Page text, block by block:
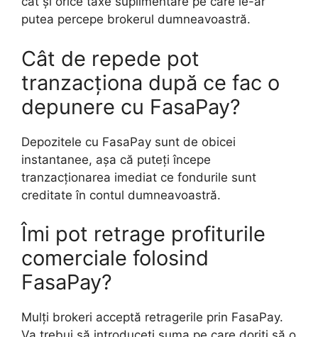
putea percepe brokerul dumneavoastră.
Cât de repede pot
tranzacționa după ce fac o
depunere cu FasaPay?
Depozitele cu FasaPay sunt de obicei
instantanee, așa că puteți începe
tranzacționarea imediat ce fondurile sunt
creditate în contul dumneavoastră.
Îmi pot retrage profiturile
comerciale folosind
FasaPay?
Mulți brokeri acceptă retragerile prin FasaPay.